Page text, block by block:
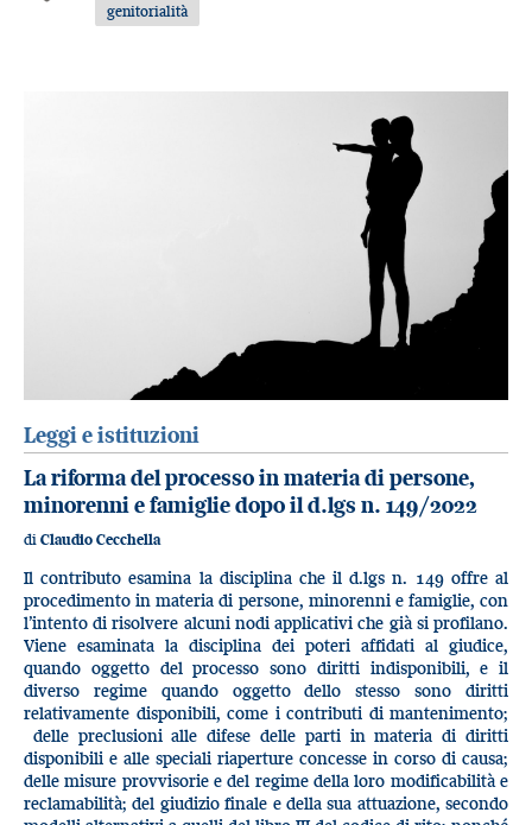
genitorialità
Leggi e istituzioni
La riforma del processo in materia di persone,
minorenni e famiglie dopo il d.lgs n. 149/2022
di Claudio Cecchella
Il contributo esamina la disciplina che il d.lgs n. 149 offre al
procedimento in materia di persone, minorenni e famiglie, con
l’intento di risolvere alcuni nodi applicativi che già si profilano.
Viene esaminata la disciplina dei poteri affidati al giudice,
quando oggetto del processo sono diritti indisponibili, e il
diverso regime quando oggetto dello stesso sono diritti
relativamente disponibili, come i contributi di mantenimento;
delle preclusioni alle difese delle parti in materia di diritti
disponibili e alle speciali riaperture concesse in corso di causa;
delle misure provvisorie e del regime della loro modificabilità e
reclamabilità; del giudizio finale e della sua attuazione, secondo